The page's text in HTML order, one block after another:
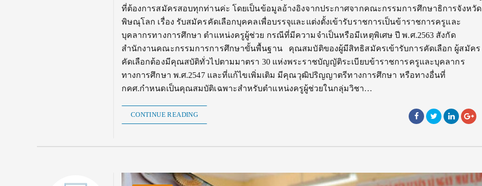
ที่ต้องการสมัครสอบทุกท่านค่ะ โดยเป็นข้อมูลอ้างอิงจากประกาศจากคณะกรรมการศึกษาธิการจังหวัด
พิษณุโลก เรื่อง รับสมัครคัดเลือกบุคคลเพื่อบรรจุและแต่งตั้งเข้ารับราชการเป็นข้าราชการครูและ
บุคลากรทางการศึกษา ตำแหน่งครูผู้ช่วย กรณีที่มีความจำเป็นหรือมีเหตุพิเศษ ปี พ.ศ.2563 สังกัด
สำนักงานคณะกรรมการการศึกษาขั้นพื้นฐาน คุณสมบัติของผู้มีสิทธิสมัครเข้ารับการคัดเลือก ผู้สมัคร
คัดเลือกต้องมีคุณสบัติทั่วไปตามมาตรา 30 แห่งพระราชบัญญัติระเบียบข้าราชการครูและบุคลากร
ทางการศึกษา พ.ศ.2547 และที่แก้ไขเพิ่มเติม มีคุณวุฒิปริญญาตรีทางการศึกษา หรือทางอื่นที่
กคศ.กำหนดเป็นคุณสมบัติเฉพาะสำหรับตำแหน่งครูผู้ช่วยในกลุ่มวิชา…
CONTINUE READING